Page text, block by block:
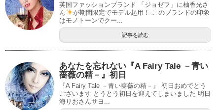
英国ファッションブランド 「ジョゼフ」に柚香光さ
ん
が期間限定でモデル起用！ このブランドの印象
はモノトーンでクー...
記事を読む
あなたを忘れない『A Fairy Tale －青い
薔薇の精－』初日
『A Fairy Tale －青い薔薇の精－』 初日おめでとう
ございます とうとう初日を迎えてしまいました 明日
海りおさんサヨ...